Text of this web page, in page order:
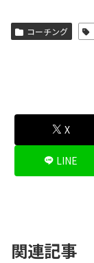
コーチング
X
LINE
関連記事